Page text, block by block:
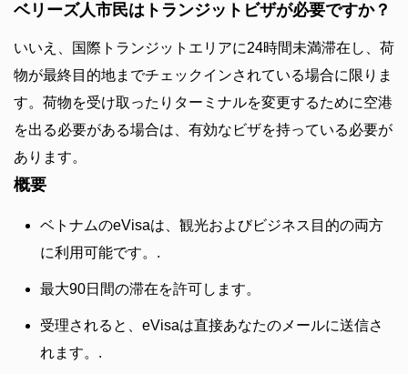
ベリーズ人市民はトランジットビザが必要ですか？
いいえ、国際トランジットエリアに24時間未満滞在し、荷
物が最終目的地までチェックインされている場合に限りま
す。荷物を受け取ったりターミナルを変更するために空港
を出る必要がある場合は、有効なビザを持っている必要が
あります。
概要
ベトナムのeVisaは、観光およびビジネス目的の両方
に利用可能です。.
最大90日間の滞在を許可します。
受理されると、eVisaは直接あなたのメールに送信さ
れます。.